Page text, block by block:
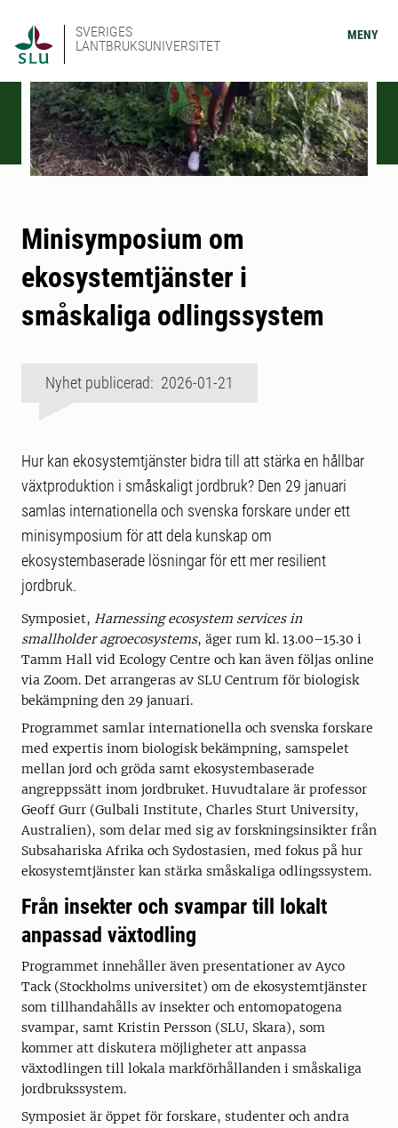
SVERIGES
LANTBRUKSUNIVERSITET
MENY
Minisymposium om
ekosystemtjänster i
småskaliga odlingssystem
Nyhet publicerad: 2026-01-21
Hur kan ekosystemtjänster bidra till att stärka en hållbar
växtproduktion i småskaligt jordbruk? Den 29 januari
samlas internationella och svenska forskare under ett
minisymposium för att dela kunskap om
ekosystembaserade lösningar för ett mer resilient
jordbruk.
Symposiet, Harnessing ecosystem services in
smallholder agroecosystems, äger rum kl. 13.00–15.30 i
Tamm Hall vid Ecology Centre och kan även följas online
via Zoom. Det arrangeras av SLU Centrum för biologisk
bekämpning den 29 januari.
Programmet samlar internationella och svenska forskare
med expertis inom biologisk bekämpning, samspelet
mellan jord och gröda samt ekosystembaserade
angreppssätt inom jordbruket. Huvudtalare är professor
Geoff Gurr (Gulbali Institute, Charles Sturt University,
Australien), som delar med sig av forskningsinsikter från
Subsahariska Afrika och Sydostasien, med fokus på hur
ekosystemtjänster kan stärka småskaliga odlingssystem.
Från insekter och svampar till lokalt
anpassad växtodling
Programmet innehåller även presentationer av Ayco
Tack (Stockholms universitet) om de ekosystemtjänster
som tillhandahålls av insekter och entomopatogena
svampar, samt Kristin Persson (SLU, Skara), som
kommer att diskutera möjligheter att anpassa
växtodlingen till lokala markförhållanden i småskaliga
jordbrukssystem.
Symposiet är öppet för forskare, studenter och andra